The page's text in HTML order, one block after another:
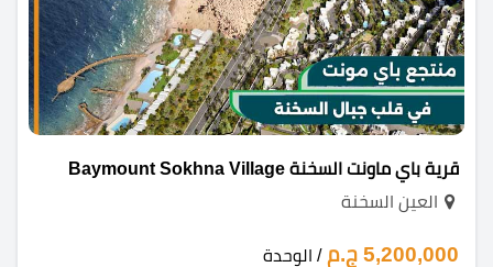
قرية باي ماونت السخنة Baymount Sokhna Village
العين السخنة
5,200,000 ج.م / الوحدة